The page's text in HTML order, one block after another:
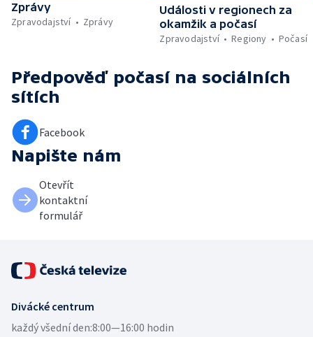
Zprávy
Zpravodajství
Zprávy
Události v regionech za
okamžik a počasí
Zpravodajství
Regiony Počasí
Předpověď počasí na sociálních
sítích
Facebook
Napište nám
Otevřít
kontaktní
formulář
Divácké centrum
každý všední den:8:00—16:00 hodin